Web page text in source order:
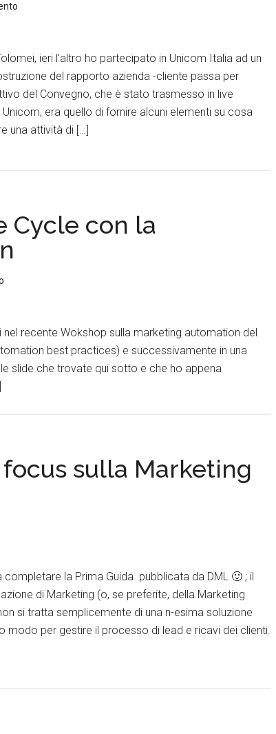
ieri l’altro ho partecipato in Unicom Italia ad un
del rapporto azienda -cliente passa per
del Convegno, che è stato trasmesso in live
era quello di fornire alcuni elementi su cosa
una attività di […]
Cycle con la
recente Wokshop sulla marketing automation del
best practices) e successivamente in una
slide che trovate qui sotto e che ho appena
sulla Marketing
la Prima Guida pubblicata da DML 🙂 ; il
di Marketing (o, se preferite, della Marketing
si tratta semplicemente di una n-esima soluzione
modo per gestire il processo di lead e ricavi dei clienti.